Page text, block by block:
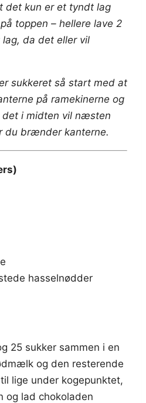
det kun er et tyndt lag
toppen – hellere lave 2
da det eller vil
sukkeret så start med at
på ramekinerne og
i midten vil næsten
du brænder kanterne.
hasselnødder
25 sukker sammen i en
og den resterende
lige under kogepunktet,
og lad chokoladen